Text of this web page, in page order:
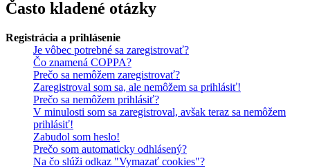
Často kladené otázky
Registrácia a prihlásenie
Je vôbec potrebné sa zaregistrovať?
Čo znamená COPPA?
Prečo sa nemôžem zaregistrovať?
Zaregistroval som sa, ale nemôžem sa prihlásiť!
Prečo sa nemôžem prihlásiť?
V minulosti som sa zaregistroval, avšak teraz sa nemôžem
prihlásiť!
Zabudol som heslo!
Prečo som automaticky odhlásený?
Na čo slúži odkaz "Vymazať cookies"?